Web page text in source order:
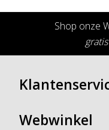
Shop onze
Webwinkel